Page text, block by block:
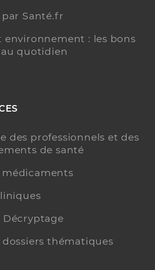
par Santé.fr
environnement : les bons
au quotidien
des professionnels et des
de santé
médicaments
Décryptage
dossiers thématiques